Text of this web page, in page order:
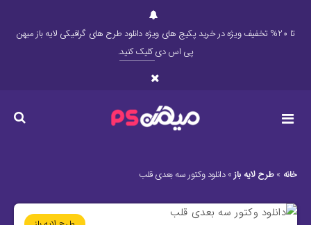
تا 20% تخفیف ویژه در خرید پکیج های ویژه دانلود طرح های گرافیکی لایه باز میهن
پی اس دیکلیک کنید.
خانه »طرح لایه باز»دانلود وکتور سه بعدی قلب